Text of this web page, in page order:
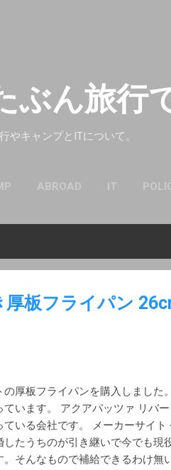
ぶん旅行
やキャンプとITについて。
ABROAD IT
板フライパン
厚板フライパンを購入しました
ています。 アクアパッツァ リバ
いる会社です。 メーカーサイ
したうちのが引き継いで今でも現
そんなもので補給できるわけ無